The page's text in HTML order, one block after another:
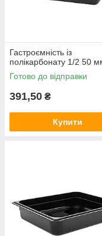
Гастроємність із
полікарбонату 1/2 50
Готово до відправки
391,50 ₴
Купити